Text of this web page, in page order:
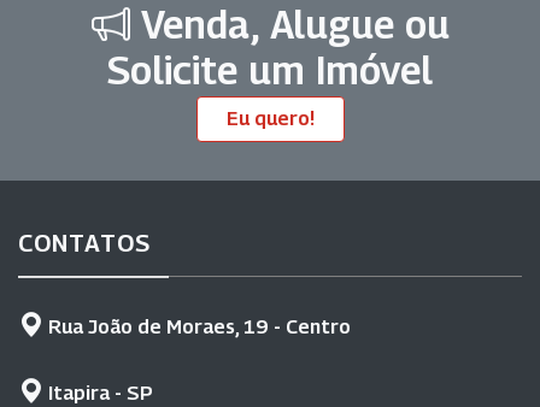
Venda, Alugue ou
Solicite um Imóvel
Eu quero!
CONTATOS
Rua João de Moraes, 19 - Centro
Itapira - SP